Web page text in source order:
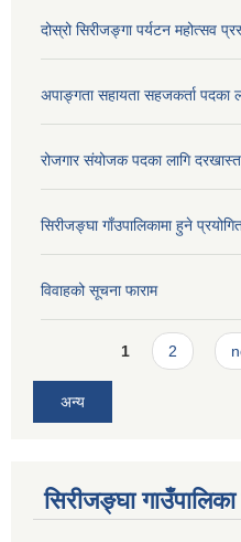
दोस्रो सिरीजङ्गा पर्यटन महोत्सव
अपाङ्गता सहायता सहजकर्ता पदका
रोजगार संयोजक पदका लागि
सिरीजङ्घा गाँउपालिकामा हुने
विवाहको सूचना फाराम
Pages1 2
अन्य
सिरीजङ्घा गाउँपालिका